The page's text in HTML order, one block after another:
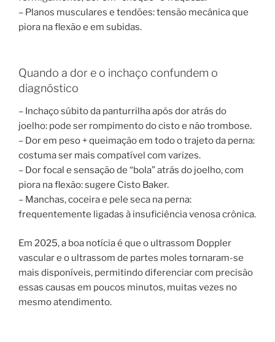
– Planos musculares e tendões: tensão mecânica que
piora na flexão e em subidas.
Quando a dor e o inchaço confundem o
diagnóstico
– Inchaço súbito da panturrilha após dor atrás do
joelho: pode ser rompimento do cisto e não trombose.
– Dor em peso + queimação em todo o trajeto da perna:
costuma ser mais compatível com varizes.
– Dor focal e sensação de “bola” atrás do joelho, com
piora na flexão: sugere Cisto Baker.
– Manchas, coceira e pele seca na perna:
frequentemente ligadas à insuficiência venosa crônica.
Em 2025, a boa notícia é que o ultrassom Doppler
vascular e o ultrassom de partes moles tornaram-se
mais disponíveis, permitindo diferenciar com precisão
essas causas em poucos minutos, muitas vezes no
mesmo atendimento.